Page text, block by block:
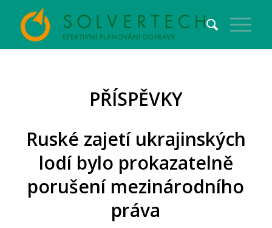
PŘÍSPĚVKY
Ruské zajetí ukrajinských
lodí bylo prokazatelně
porušení mezinárodního
práva